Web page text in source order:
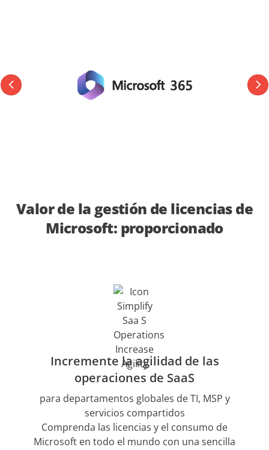
Valor de la gestión de licencias de
Microsoft: proporcionado
Incremente la agilidad de las
operaciones de SaaS
para departamentos globales de TI, MSP y
servicios compartidos
Comprenda las licencias y el consumo de
Microsoft en todo el mundo con una sencilla